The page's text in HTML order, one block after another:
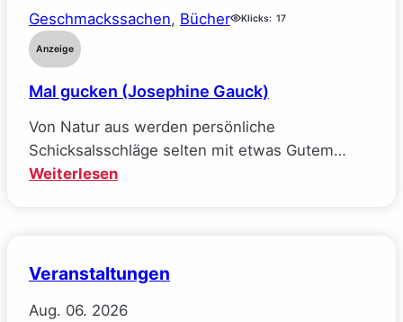
(Sarah
Geschmackssachen, Bücher Klicks: 17
Anzeige
Mal gucken (Josephine Gauck)
Von Natur aus werden persönliche
Schicksalsschläge selten mit etwas Gutem…
Weiterlesen:
Gauck)
Veranstaltungen
Aug. 06. 2026